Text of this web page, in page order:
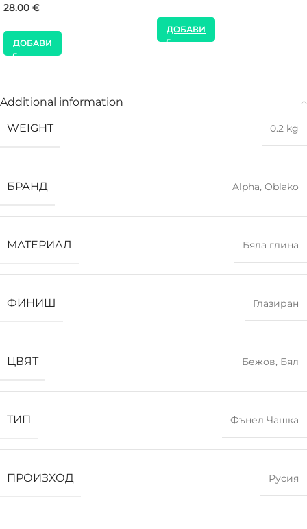
28.00 €
ДОБАВИ
ДОБАВИ
Additional information
WEIGHT
0.2 kg
БРАНД Alpha, Oblako
МАТЕРИАЛ Бяла глина
ФИНИШ Глазиран
ЦВЯТ Бежов, Бял
ТИП Фънел Чашка
ПРОИЗХОД Русия